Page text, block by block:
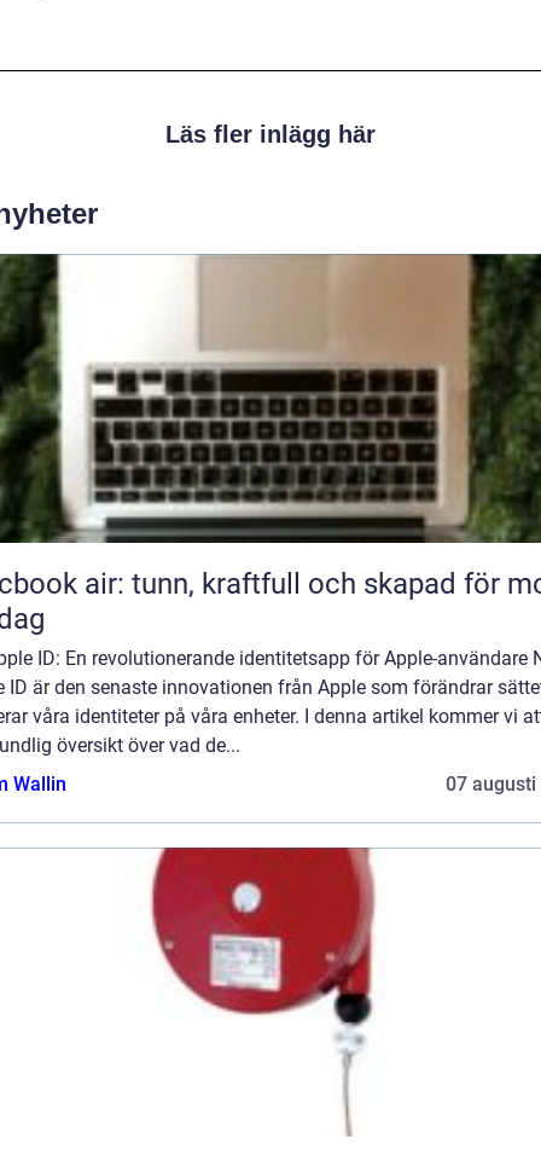
Läs fler inlägg här
air: tunn, kraftfull och skapad för
ID: En revolutionerande identitetsapp för Apple-användare
ID är den senaste innovationen från Apple som förändrar
våra identiteter på våra enheter. I denna artikel kommer vi
översikt över vad de...
Wallin
07 augusti